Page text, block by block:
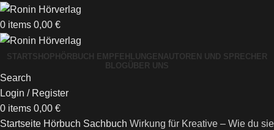
0 items 0,00 €
STARTSHOP HÖRBUCH EMPFEHLUNGEN AUTOREN UND SPRECHER
BLOGÜBER UNS
Search
Login / Register
0 items 0,00 €
Startseite Hörbuch Sachbuch Wirkung für Kreative – Wie du sie